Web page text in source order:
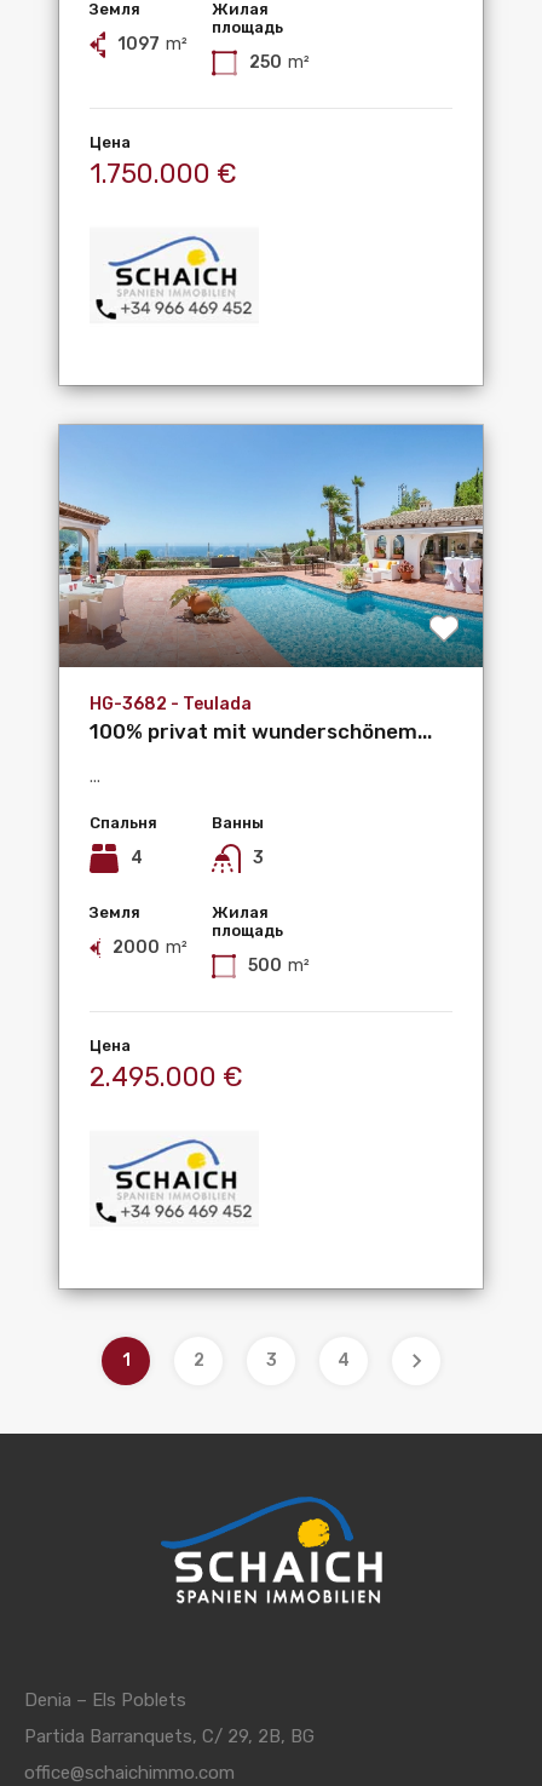
Земля
1097 m²
Жилая
площадь
250 m²
Цена
1.750.000 €
HG-3682 - Teulada
100% privat mit wunderschönem...
...
Спальня
4
Ванны
3
Земля
2000 m²
Жилая
площадь
500 m²
Цена
2.495.000 €
1 2 3 4
Denia – Els Poblets
Partida Barranquets, C/ 29, 2B, BG
office@schaichimmo.com